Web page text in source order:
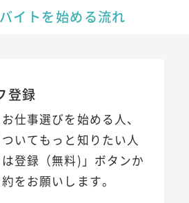
イトを始める流れ
登録
仕事選びを始める人、
いてもっと知りたい人
登録（無料)」ボタンか
をお願いします。